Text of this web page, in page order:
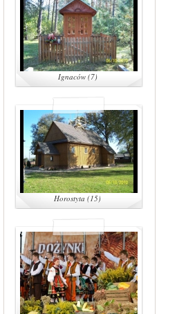
Ignaców (7)
Horostyta (15)